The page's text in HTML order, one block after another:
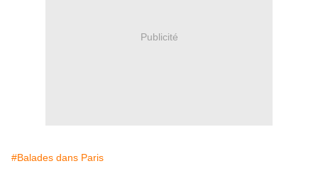
Publicité
#Balades dans Paris